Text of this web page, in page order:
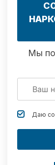
Мы
Даю